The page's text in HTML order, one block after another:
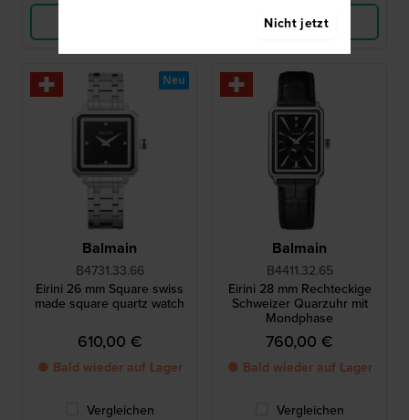
Produkt ansehen
Balmain
B4731.33.66
Eirini 26 mm Square swiss
made square quartz watch
610,00 €
● Bald wieder auf Lager
Vergleichen
Neu
Balmain
B4411.32.65
Eirini 28 mm Rechteckige
Schweizer Quarzuhr mit
Mondphase
760,00 €
● Bald wieder auf Lager
Vergleichen
Nicht jetzt